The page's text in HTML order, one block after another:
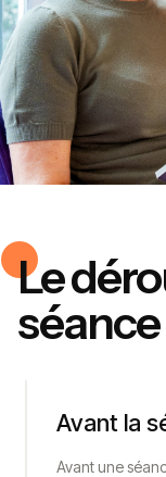
Le
séance
Avant la
Avant une